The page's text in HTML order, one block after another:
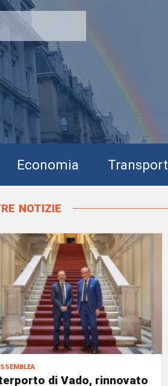
Economia Transport
notizie
di Vado, rinnovato